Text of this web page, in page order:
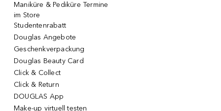
Maniküre & Pediküre Termine
im Store
Studentenrabatt
Douglas Angebote
Geschenkverpackung
Douglas Beauty Card
Click & Collect
Click & Return
DOUGLAS App
Make-up virtuell testen